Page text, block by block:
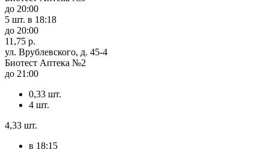
до 20:00
5 шт. в 18:18
до 20:00
11,75 р.
ул. Врублевского, д. 45-4
Биотест Аптека №2
до 21:00
0,33 шт.
4 шт.
4,33 шт.
в 18:15